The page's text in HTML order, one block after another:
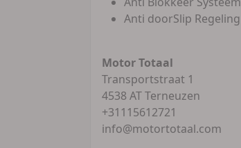
Anti doorSlip Regeling
Motor Totaal
Transportstraat 1
4538 AT Terneuzen
+31115612721
info@motortotaal.com